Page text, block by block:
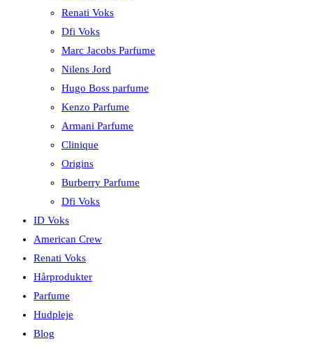
Renati Voks
Dfi Voks
Marc Jacobs Parfume
Nilens Jord
Hugo Boss parfume
Kenzo Parfume
Armani Parfume
Clinique
Origins
Burberry Parfume
Dfi Voks
ID Voks
American Crew
Renati Voks
Hårprodukter
Parfume
Hudpleje
Blog